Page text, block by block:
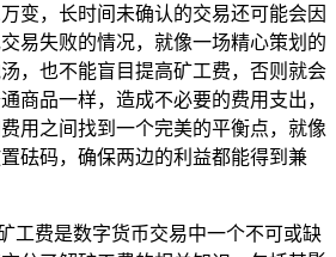
变，长时间未确认的交易还可能会因
易失败的情况，就像一场精心策划的
，也不能盲目提高矿工费，否则就会
商品一样，造成不必要的费用支出，
用之间找到一个完美的平衡点，就像
砝码，确保两边的利益都能得到兼
工费是数字货币交易中一个不可或缺